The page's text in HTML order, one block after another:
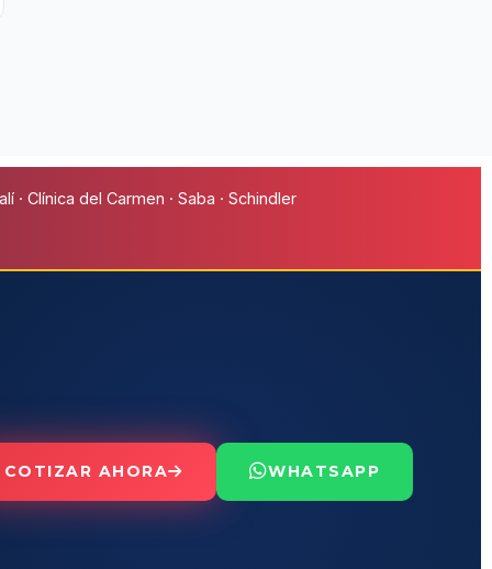
· Clínica del Carmen · Saba · Schindler
COTIZAR AHORA WHATSAPP